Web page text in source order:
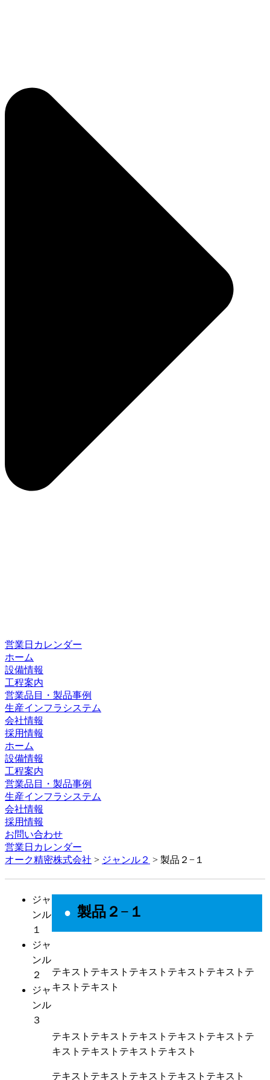
営業日カレンダー
ホーム
設備情報
工程案内
営業品目・製品事例
生産インフラシステム
会社情報
採用情報
ホーム
設備情報
工程案内
営業品目・製品事例
生産インフラシステム
会社情報
採用情報
お問い合わせ
営業日カレンダー
オーク精密株式会社 > ジャンル２ > 製品２−１
ジャ
ンル
１
ジャ
ンル
２
ジャ
ンル
３
製品２−１
テキストテキストテキストテキストテキストテ
キストテキスト
テキストテキストテキストテキストテキストテ
キストテキストテキストテキスト
テキストテキストテキストテキストテキスト